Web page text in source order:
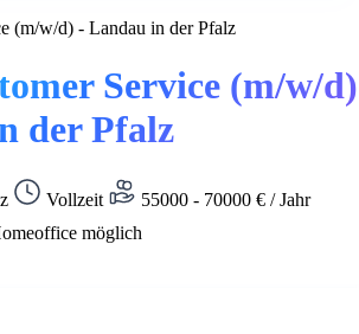
(m/w/d) - Landau in der Pfalz
Service (m/w/d)
der Pfalz
Vollzeit
55000 - 70000 € / Jahr
möglich